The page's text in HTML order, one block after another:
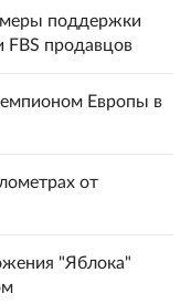
поддержки
продавцов
Европы в
от
"Яблока"